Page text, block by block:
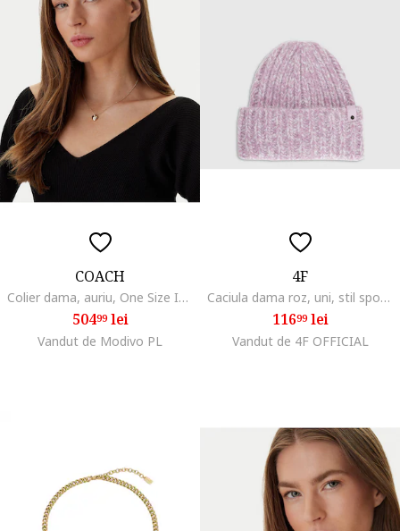
COACH
Colier dama, auriu, One Size INTL
50499lei
Vandut de Modivo PL
4F
Caciula dama roz, uni, stil sportiv, sezon toamna-iarna
11699lei
Vandut de 4F OFFICIAL